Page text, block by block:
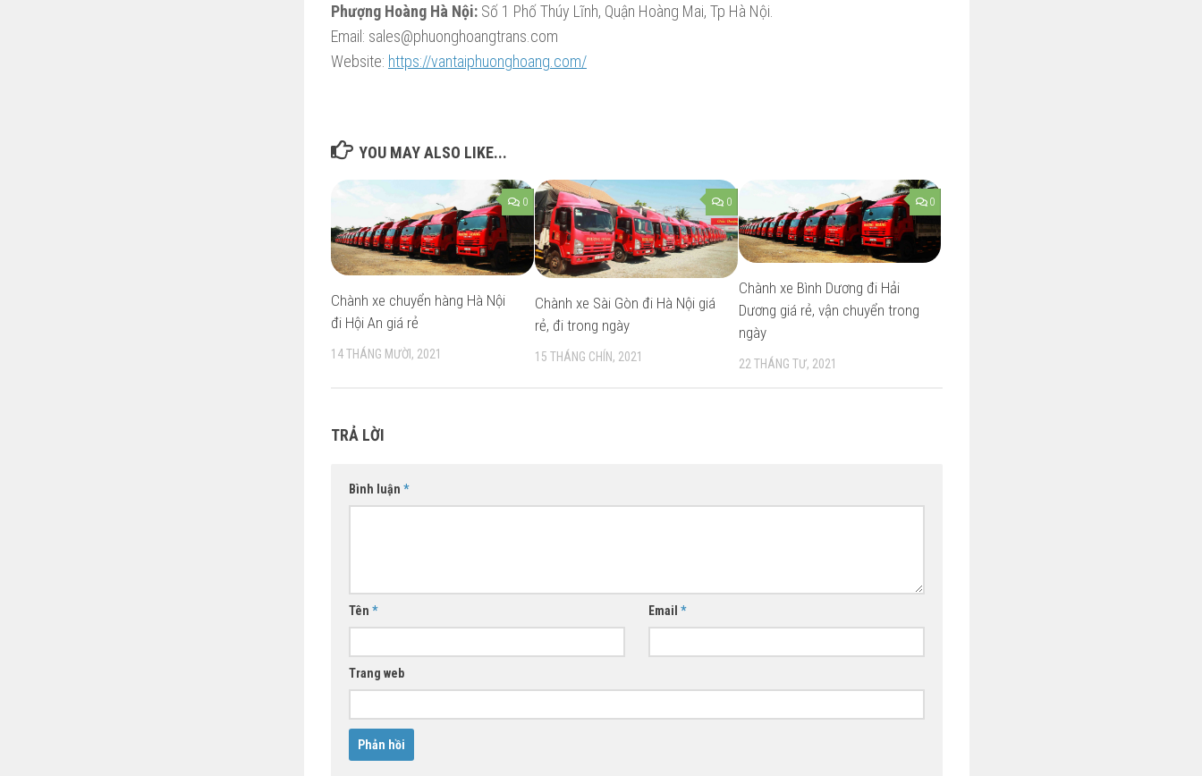
Phượng Hoàng Hà Nội: Số 1 Phố Thúy Lĩnh, Quận Hoàng Mai, Tp Hà Nội.
Email: sales@phuonghoangtrans.com
Website: https://vantaiphuonghoang.com/
YOU MAY ALSO LIKE...
0
Chành xe chuyển hàng Hà Nội
đi Hội An giá rẻ
14 THÁNG MƯỜI, 2021
0
Chành xe Sài Gòn đi Hà Nội giá
rẻ, đi trong ngày
15 THÁNG CHÍN, 2021
0
Chành xe Bình Dương đi Hải
Dương giá rẻ, vận chuyển trong
ngày
22 THÁNG TƯ, 2021
TRẢ LỜI
Bình luận *
Tên * Email *
Trang web